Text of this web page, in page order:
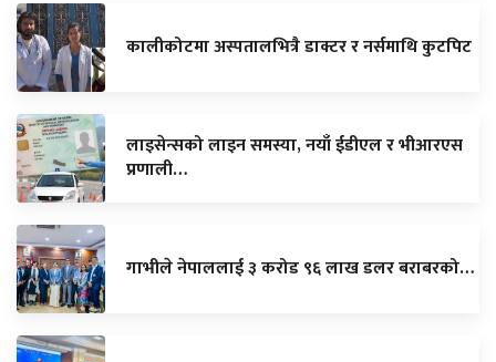
कालीकोटमा अस्पतालभित्रै डाक्टर र नर्समाथि कुटपिट
लाइसेन्सको लाइन समस्या, नयाँ ईडीएल र भीआरएस
प्रणाली…
गाभीले नेपाललाई ३ करोड ९६ लाख डलर बराबरको…